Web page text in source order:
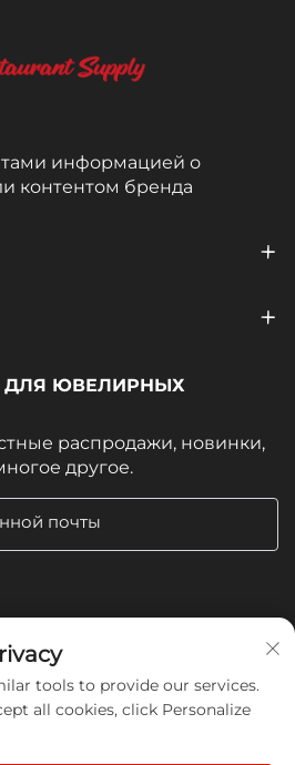
информацией о
контентом бренда
ЮВЕЛИРНЫХ
распродажи, новинки,
другое.
почты
tools to provide our services.
all cookies, click Personalize